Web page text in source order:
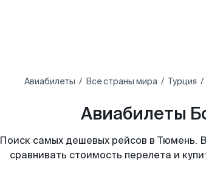
Авиабилеты Все страны мира Турция
Авиабилеты
Поиск самых дешевых рейсов в Тюмень.
сравнивать стоимость перелета и